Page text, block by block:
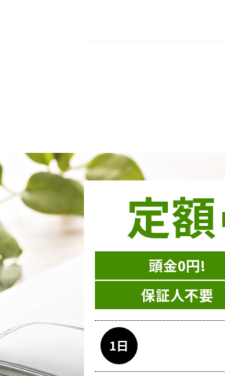
定額
頭金0円!
保証人不要
1日